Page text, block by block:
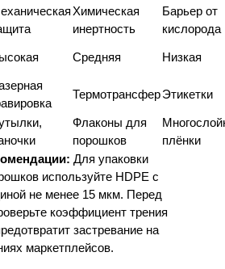
Химическая
инертность
Барьер от
кислорода
Средняя Низкая
Термотрансфер Этикетки
Флаконы для
порошков
плёнки
Для упаковки
используйте HDPE с
не менее 15 мкм. Перед
коэффициент трения
застревание на
маркетплейсов.